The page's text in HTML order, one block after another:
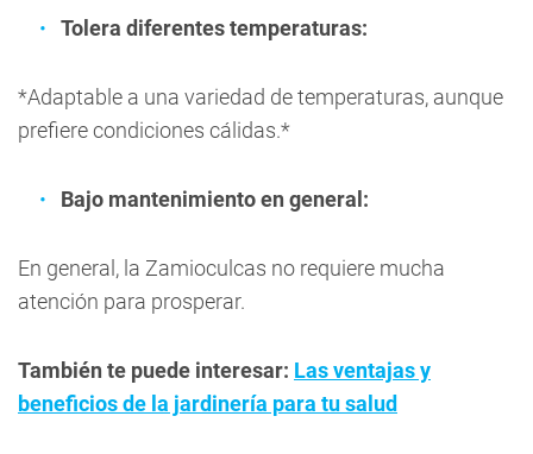
Tolera diferentes temperaturas:
*Adaptable a una variedad de temperaturas, aunque
prefiere condiciones cálidas.*
Bajo mantenimiento en general:
En general, la Zamioculcas no requiere mucha
atención para prosperar.
También te puede interesar: Las ventajas y
beneficios de la jardinería para tu salud